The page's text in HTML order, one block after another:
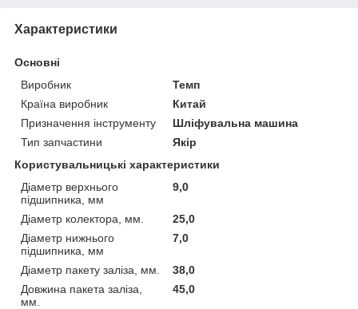
Характеристики
Основні
Виробник
Темп
Країна виробник
Китай
Призначення інструменту
Шліфувальна машина
Тип запчастини
Якір
Користувальницькі характеристики
Діаметр верхнього
підшипника, мм
9,0
Діаметр колектора, мм.
25,0
Діаметр нижнього
підшипника, мм
7,0
Діаметр пакету заліза, мм.
38,0
Довжина пакета заліза,
мм.
45,0